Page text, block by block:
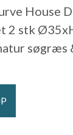
House
2 stk
søgræs